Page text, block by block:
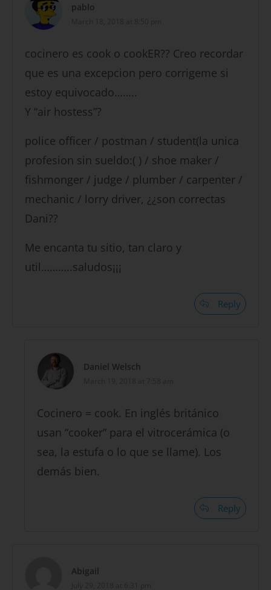
pablo
cocinero es cook o cookER?? Creo recordar
que es una excepcion pero corrigeme si
estoy equivocado……..
Y “air hostess”?
police officer / postman / student(la unica
profesion sin sueldo:( ) / shoe maker /
fishmonger / judge / plumber / carpenter /
mechanic / lorry driver, ¿¿son correctas
Dani??
Me encanta tu sitio, tan claro y
util………..saludos¡¡¡
Reply
Daniel Welsch
Cocinero = cook. En inglés británico
usan “cooker” para el vitrocerámica (o
sea, la estufa o lo que se llame). Los
demás bien.
Reply
Abigail